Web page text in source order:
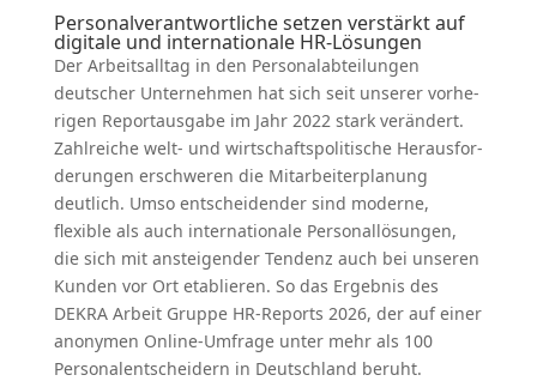
Perso­nal­ver­ant­wort­liche setzen verstärkt auf
digitale und inter­na­tionale HR-Lösungen
Der Arbeits­alltag in den Perso­nal­ab­tei­lungen
deutscher Unter­nehmen hat sich seit unserer vorhe­
rigen Report­ausgabe im Jahr 2022 stark verändert.
Zahlreiche welt- und wirtschafts­po­li­tische Heraus­for­
de­rungen erschweren die Mitar­bei­ter­planung
deutlich. Umso entschei­dender sind moderne,
flexible als auch inter­na­tionale Perso­nal­lö­sungen,
die sich mit anstei­gender Tendenz auch bei unseren
Kunden vor Ort etablieren. So das Ergebnis des
DEKRA Arbeit Gruppe HR-Reports 2026, der auf einer
anonymen Online-Umfrage unter mehr als 100
Perso­nal­ent­scheidern in Deutschland beruht.